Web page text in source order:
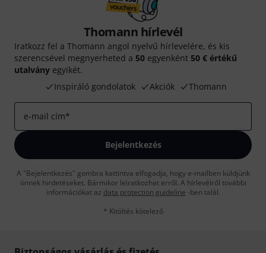
Thomann hírlevél
Iratkozz fel a Thomann angol nyelvű hírlevelére, és kis
szerencsével megnyerheted a 50 egyenként 50 € értékű
utalvány egyikét.
Inspiráló gondolatok
Akciók Thomann
e-mail cím*
Bejelentkezés
A "Bejelentkezés" gombra kattintva elfogadja, hogy e-mailben küldjünk
önnek hirdetéseket. Bármikor leiratkozhat erről. A hírlevélről további
információkat az data protection guideline -ben talál.
* Kitöltés kötelező